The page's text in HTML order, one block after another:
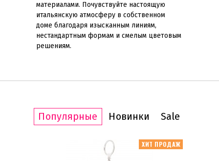
материалами. Почувствуйте настоящую
итальянскую атмосферу в собственном
доме благодаря изысканным линиям,
нестандартным формам и смелым цветовым
решениям.
Популярные Новинки Sale
ХИТ ПРОДАЖ